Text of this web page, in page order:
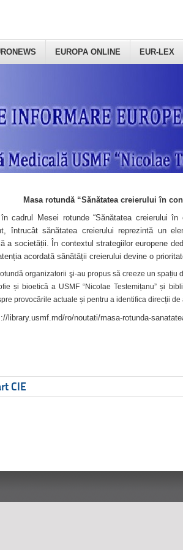
EUROPA ONLINE EUR-LEX
Masa rotundă “Sănătatea creierului în
cadrul Mesei rotunde “Sănătatea creierului
întrucât sănătatea creierului reprezintă un
a societății. În contextul strategiilor europene
acordată sănătății creierului devine o
organizatorii şi-au propus să creeze un
și bioetică a USMF “Nicolae Testemițanu” și
provocările actuale și pentru a identifica direcții
library.usmf.md/ro/noutati/masa-rotunda-
CIE